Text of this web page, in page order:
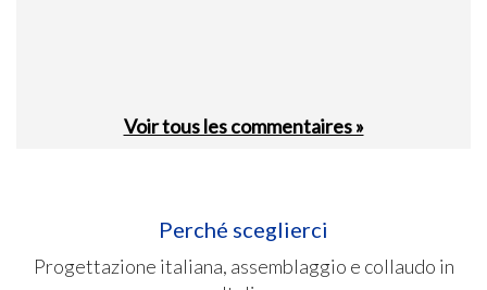
Voir tous les commentaires »
Perché sceglierci
Progettazione italiana, assemblaggio e collaudo in